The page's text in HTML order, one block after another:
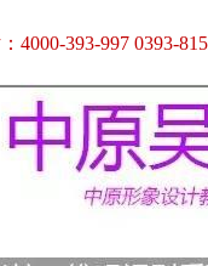
4000-393-997 0393-